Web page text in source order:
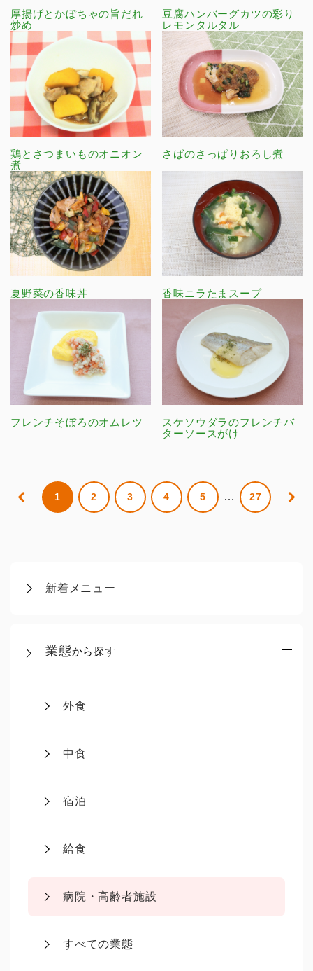
新着メニュー
業態から探す
外食
中食
宿泊
給食
病院・高齢者施設
すべての業態
厚揚げとかぼちゃの旨だれ
炒め
豆腐ハンバーグカツの彩り
レモンタルタル
鶏とさつまいものオニオン
煮
さばのさっぱりおろし煮
夏野菜の香味丼 香味ニラたまスープ
フレンチそぼろのオムレツ
スケソウダラのフレンチバ
ターソースがけ
1 2 3 4 5 … 27